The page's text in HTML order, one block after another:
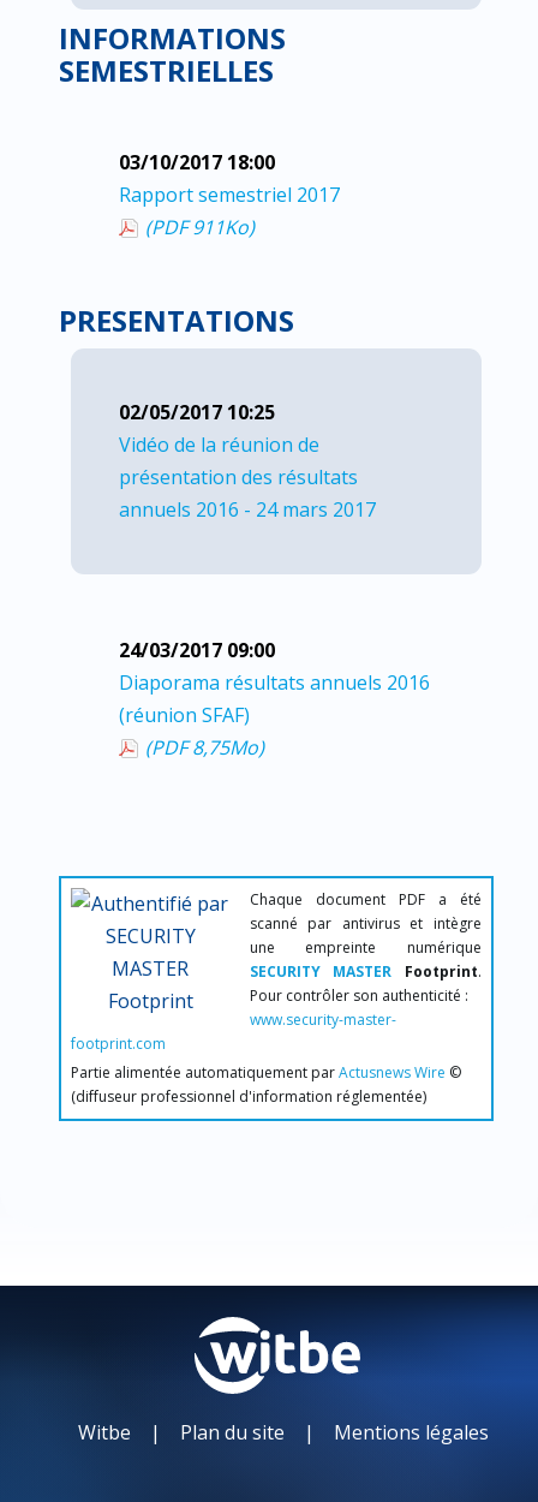
INFORMATIONS
SEMESTRIELLES
03/10/2017 18:00
Rapport semestriel 2017
(PDF 911Ko)
PRESENTATIONS
02/05/2017 10:25
Vidéo de la réunion de
présentation des résultats
annuels 2016 - 24 mars 2017
24/03/2017 09:00
Diaporama résultats annuels 2016
(réunion SFAF)
(PDF 8,75Mo)
Chaque document PDF a été
scanné par antivirus et intègre
une empreinte numérique
SECURITY MASTER Footprint.
Pour contrôler son authenticité :
www.security-master-
footprint.com
Partie alimentée automatiquement parActusnews Wire ©
(diffuseur professionnel d'information réglementée)
Witbe | Plan du site | Mentions légales